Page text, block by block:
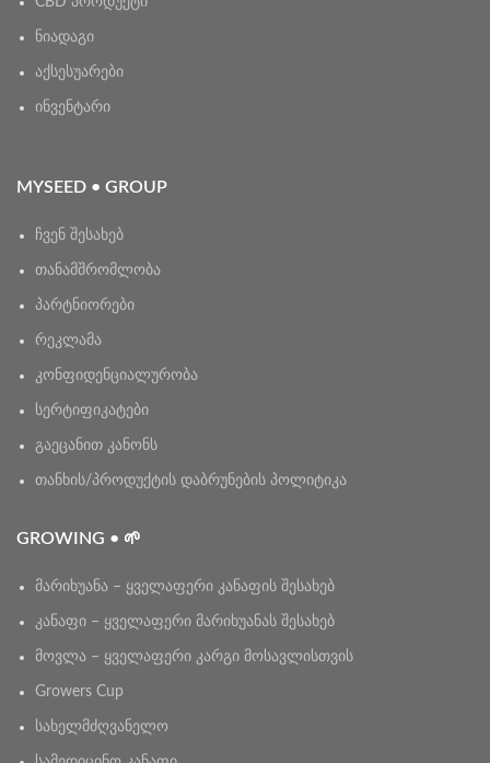
ნიადაგი
აქსესუარები
ინვენტარი
MYSEED • GROUP
ჩვენ შესახებ
თანამშრომლობა
პარტნიორები
რეკლამა
კონფიდენციალურობა
სერტიფიკატები
გაეცანით კანონს
თანხის/პროდუქტის დაბრუნების პოლიტიკა
GROWING • 🌱
მარიხუანა – ყველაფერი კანაფის შესახებ
კანაფი – ყველაფერი მარიხუანას შესახებ
მოვლა – ყველაფერი კარგი მოსავლისთვის
Growers Cup
სახელმძღვანელო